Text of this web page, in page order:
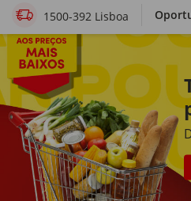
1500-392 Lisboa